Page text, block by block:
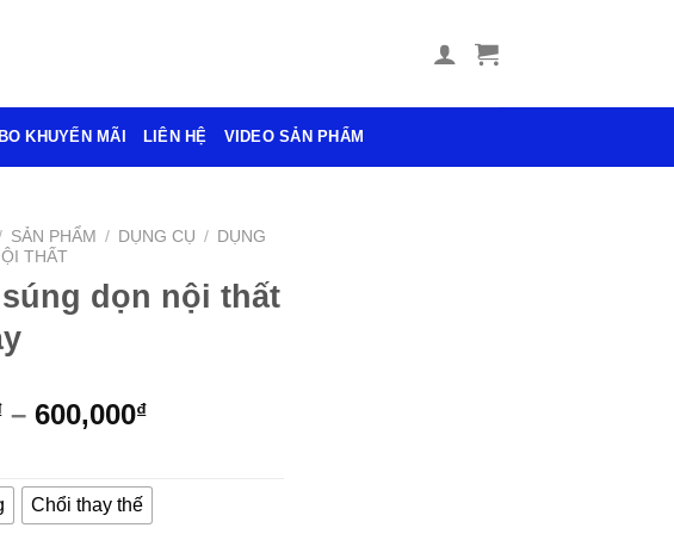
KHUYẾN MÃI LIÊN HỆ VIDEO SẢN PHẨM
SẢN PHẨM / DỤNG CỤ / DỤNG
THẤT
dọn nội thất
– 600,000₫
Chổi thay thế